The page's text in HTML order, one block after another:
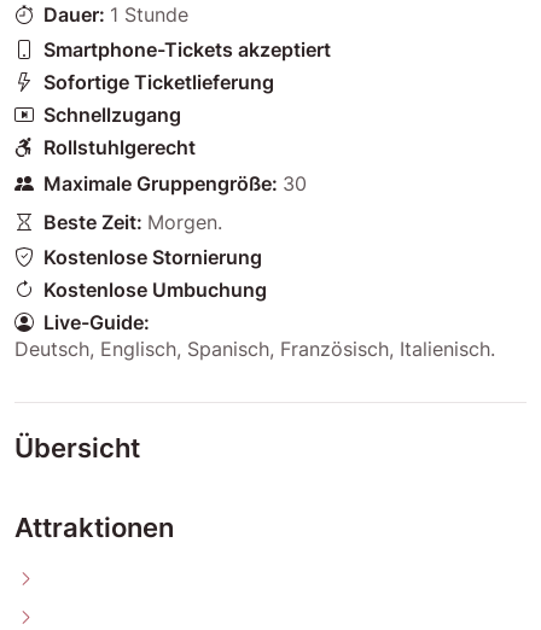
Dauer: 1 Stunde
Smartphone-Tickets akzeptiert
Sofortige Ticketlieferung
Schnellzugang
Rollstuhlgerecht
Maximale Gruppengröße: 30
Beste Zeit: Morgen.
Kostenlose Stornierung
Kostenlose Umbuchung
Live-Guide:
Deutsch, Englisch, Spanisch, Französisch, Italienisch.
Übersicht
Attraktionen